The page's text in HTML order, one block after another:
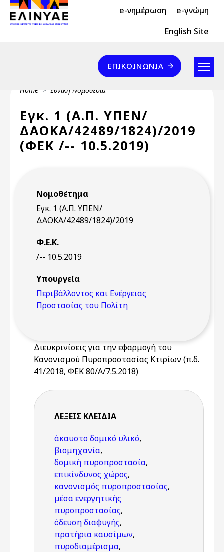
Skip to main content
Header Top 2 e-νημέρωση e-γνώμη
Header Top English Site
Επικοινωνία
ΕΠΙΚΟΙΝΩΝΊΑ
Breadcrumb
Home Εθνική Νομοθεσία
Εγκ. 1 (Α.Π. ΥΠΕΝ/
ΔΑΟΚΑ/42489/1824)/2019
(ΦΕΚ /-- 10.5.2019)
Νομοθέτημα
Εγκ. 1 (Α.Π. ΥΠΕΝ/
ΔΑΟΚΑ/42489/1824)/2019
Φ.Ε.Κ.
/-- 10.5.2019
Υπουργεία
Περιβάλλοντος και Ενέργειας
Προστασίας του Πολίτη
Διευκρινίσεις για την εφαρμογή του
Κανονισμού Πυροπροστασίας Κτιρίων (π.δ.
41/2018, ΦΕΚ 80/Α/7.5.2018)
ΛΈΞΕΙΣ KΛΕΙΔΙΆ
άκαυστο δομικό υλικό,
βιομηχανία,
δομική πυροπροστασία,
επικίνδυνος χώρος,
κανονισμός πυροπροστασίας,
μέσα ενεργητικής
πυροπροστασίας,
όδευση διαφυγής,
πρατήρια καυσίμων,
πυροδιαμέρισμα,